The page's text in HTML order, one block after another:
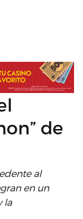
de
al
en un
la